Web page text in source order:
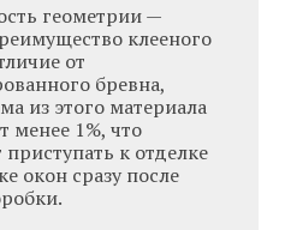
геометрии —
клееного
от
бревна,
из этого материала
менее 1%, что
приступать к отделке
окон сразу после